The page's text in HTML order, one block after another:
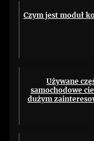
Czym jest moduł
Używane
samochodowe
dużym